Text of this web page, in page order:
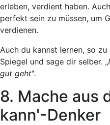
erleben, verdient haben.
perfekt sein zu müssen, um
verdienen.
Auch du kannst lernen, so
Spiegel und sage dir selber. „
gut geht".
8. Mache aus
kann'-Denker